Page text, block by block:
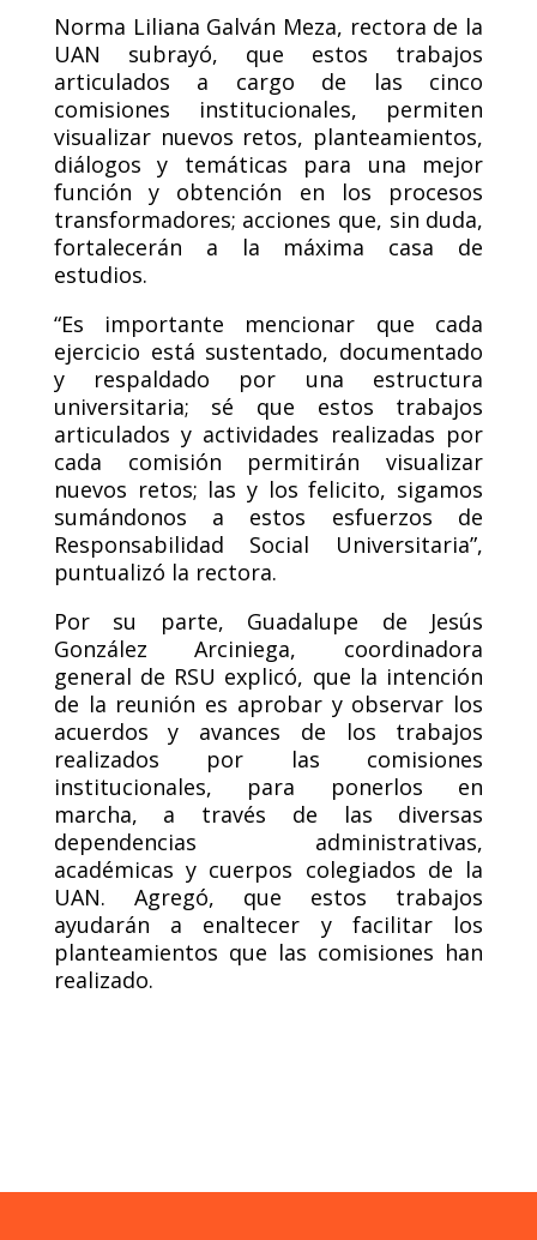
Norma Liliana Galván Meza, rectora de la
UAN subrayó, que estos trabajos
articulados a cargo de las cinco
comisiones institucionales, permiten
visualizar nuevos retos, planteamientos,
diálogos y temáticas para una mejor
función y obtención en los procesos
transformadores; acciones que, sin duda,
fortalecerán a la máxima casa de
estudios.
“Es importante mencionar que cada
ejercicio está sustentado, documentado
y respaldado por una estructura
universitaria; sé que estos trabajos
articulados y actividades realizadas por
cada comisión permitirán visualizar
nuevos retos; las y los felicito, sigamos
sumándonos a estos esfuerzos de
Responsabilidad Social Universitaria”,
puntualizó la rectora.
Por su parte, Guadalupe de Jesús
González Arciniega, coordinadora
general de RSU explicó, que la intención
de la reunión es aprobar y observar los
acuerdos y avances de los trabajos
realizados por las comisiones
institucionales, para ponerlos en
marcha, a través de las diversas
dependencias administrativas,
académicas y cuerpos colegiados de la
UAN. Agregó, que estos trabajos
ayudarán a enaltecer y facilitar los
planteamientos que las comisiones han
realizado.